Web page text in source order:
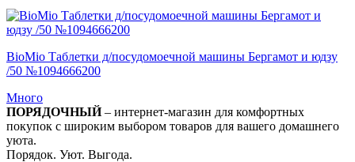
BioMio Таблетки д/посудомоечной машины Бергамот и юдзу
/50 №1094666200
Много
ПОРЯДОЧНЫЙ– интернет-магазин для комфортных
покупок с широким выбором товаров для вашего домашнего
уюта.
Порядок. Уют. Выгода.